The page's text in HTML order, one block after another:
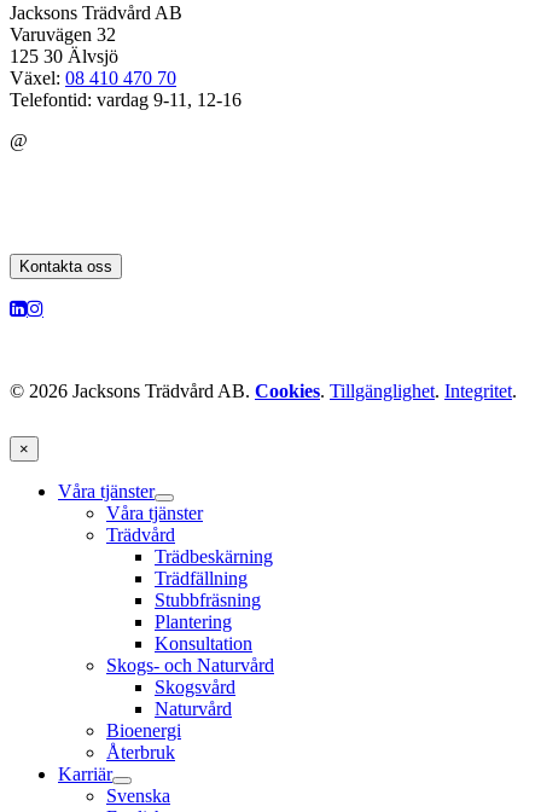
Jacksons Trädvård AB
Varuvägen 32
125 30 Älvsjö
Växel: 08 410 470 70
Telefontid: vardag 9-11, 12-16
@
Kontakta oss
© 2026 Jacksons Trädvård AB. Cookies. Tillgänglighet. Integritet.
×
Våra tjänster
Våra tjänster
Trädvård
Trädbeskärning
Trädfällning
Stubbfräsning
Plantering
Konsultation
Skogs- och Naturvård
Skogsvård
Naturvård
Bioenergi
Återbruk
Karriär
Svenska